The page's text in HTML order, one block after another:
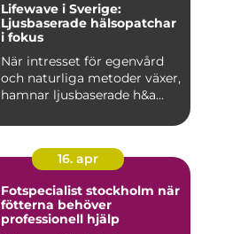
Lifewave i Sverige:
Ljusbaserade hälsopatchar
i fokus
När intresset för egenvård
och naturliga metoder växer,
hamnar ljusbaserade h&a...
16. apr
Fotspecialist stockholm när
fötterna behöver
professionell hjälp